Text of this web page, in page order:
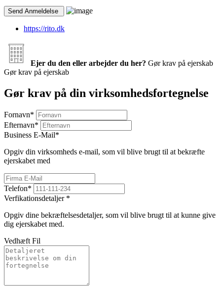
https://rito.dk
Ejer du den eller arbejder du her? Gør krav på ejerskab
Gør krav på ejerskab
Gør krav på din virksomhedsfortegnelse
Fornavn*
Efternavn*
Business E-Mail*
Opgiv din virksomheds e-mail, som vil blive brugt til at bekræfte
ejerskabet med
Telefon*
Verfikationsdetaljer *
Opgiv dine bekræftelsesdetaljer, som vil blive brugt til at kunne give
dig ejerskabet med.
Vedhæft Fil